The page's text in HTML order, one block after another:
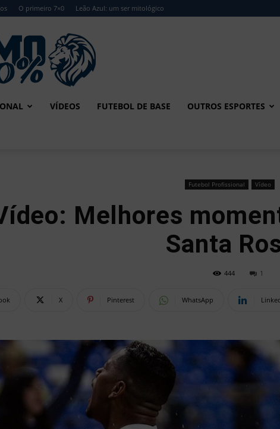
O primeiro 7×0 Leão Azul: um ser mitológico
Remo
VÍDEOS FUTEBOL DE BASE OUTROS ESPORTES
Futebol Profissional Vídeo
Melhores
Santa
444 1
X Pinterest WhatsApp